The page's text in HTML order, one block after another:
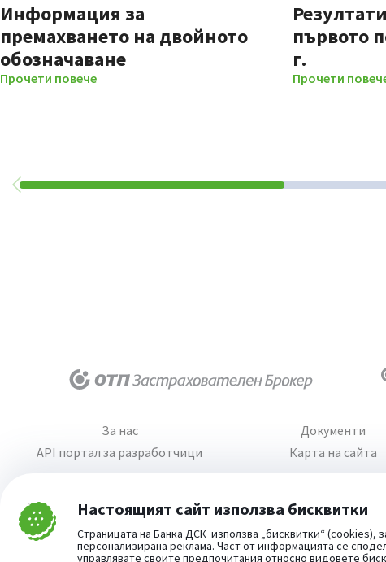
Затвори Настоящият сайт използва бисквитки
Страницата на Банка ДСК използва „бисквитки“
персонализирана реклама. Част от информацията се
управлявате своите предпочитания относно видовете
Информация за
премахването на двойното
обозначаване
Прочети повече
първото
г.
Прочети
За нас
API портал за разработчици
Документи
Карта на сайта
Cookie consent change